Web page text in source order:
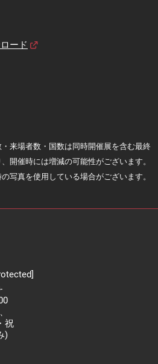
ード
来場者数・国数は同時開催展を含む最終
開催時には増減の可能性がございます。
写真を使用している場合がございます。
祝
)